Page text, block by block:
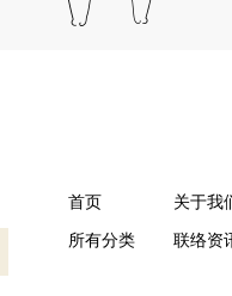
首页
关于我
所有分类
联络资